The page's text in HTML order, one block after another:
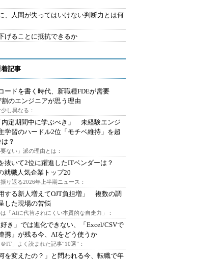
、人間が失ってはいけない判断力とは何
げることに抵抗できるか
記事
ードを書く時代、新職種FDEが需要
のエンジニアが思う理由
し異なる：
内定期間中に学ぶべき」 未経験エンジ
学習のハードル2位「モチベ維持」を超
？
要ない」派の理由とは：
抜いて2位に躍進したITベンダーは？
就職人気企業トップ20
り返る2026年上半期ニュース：
する新人増えてOJT負担増」 複数の調
した現場の苦悩
「AIに代替されにくい本質的な自走力」：
好き」では進化できない、「Excel/CSVで
携」が残る今、AIをどう使うか
IT」よく読まれた記事“10選”：
を変えたの？」と問われる今、転職で年